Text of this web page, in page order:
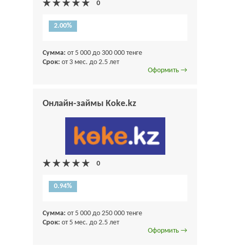
2.00%
Сумма: от 5 000 до 300 000 тенге
Срок: от 3 мес. до 2.5 лет
Оформить →
Онлайн-займы Koke.kz
0.94%
Сумма: от 5 000 до 250 000 тенге
Срок: от 5 мес. до 2.5 лет
Оформить →